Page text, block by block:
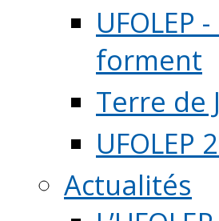
forment
Terre de
UFOLEP
Actualités